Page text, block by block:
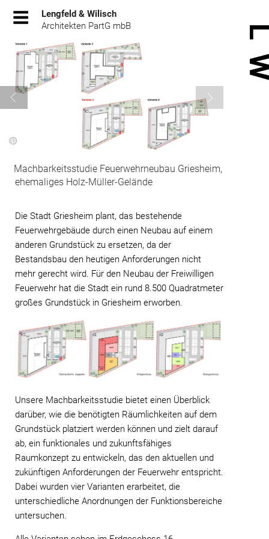
Inhalt
springen
Lengfeld & Wilisch
Architekten PartG mbB
Machbarkeitsstudie Feuerwehrneubau Griesheim,
ehemaliges Holz-Müller-Gelände
Die Stadt Griesheim plant, das bestehende
Feuerwehrgebäude durch einen Neubau auf einem
anderen Grundstück zu ersetzen, da der
Bestandsbau den heutigen Anforderungen nicht
mehr gerecht wird. Für den Neubau der Freiwilligen
Feuerwehr hat die Stadt ein rund 8.500 Quadratmeter
großes Grundstück in Griesheim erworben.
Unsere Machbarkeitsstudie bietet einen Überblick
darüber, wie die benötigten Räumlichkeiten auf dem
Grundstück platziert werden können und zielt darauf
ab, ein funktionales und zukunftsfähiges
Raumkonzept zu entwickeln, das den aktuellen und
zukünftigen Anforderungen der Feuerwehr entspricht.
Dabei wurden vier Varianten erarbeitet, die
unterschiedliche Anordnungen der Funktionsbereiche
untersuchen.